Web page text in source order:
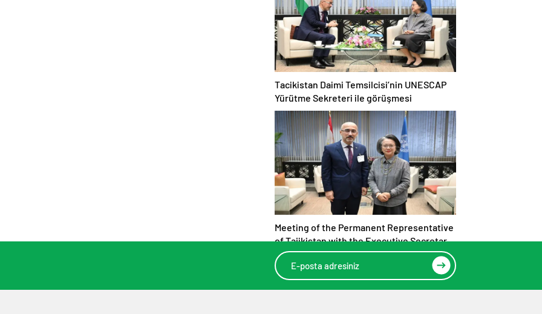
Tacikistan Daimi Temsilcisi’nin UNESCAP
Yürütme Sekreteri ile görüşmesi
Meeting of the Permanent Representative
of Tajikistan with the Executive Secretary
of UNESCAP